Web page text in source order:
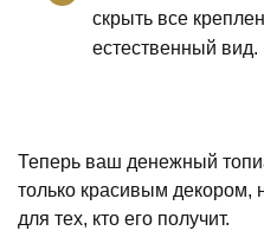
скрыть все
естественный вид.
Теперь ваш денежный
только красивым декором,
для тех, кто его получит.